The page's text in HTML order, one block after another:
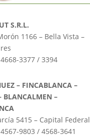
S.R.L.
1166 – Bella Vista –
3377 / 3394
– FINCABLANCA –
BLANCALMEN –
5415 – Capital Federal
9803 / 4568-3641